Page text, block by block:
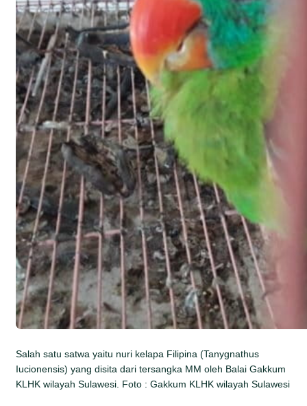
Salah satu satwa yaitu nuri kelapa Filipina (Tanygnathus
Iucionensis) yang disita dari tersangka MM oleh Balai Gakkum
KLHK wilayah Sulawesi. Foto : Gakkum KLHK wilayah Sulawesi